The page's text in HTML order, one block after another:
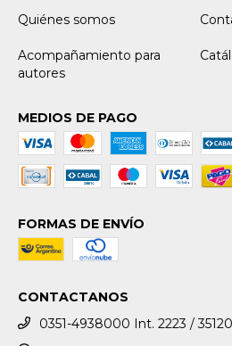
Quiénes somos
Acompañamiento para
autores
MEDIOS DE PAGO
FORMAS DE ENVÍO
CONTACTANOS
0351-4938000 Int. 2223 /